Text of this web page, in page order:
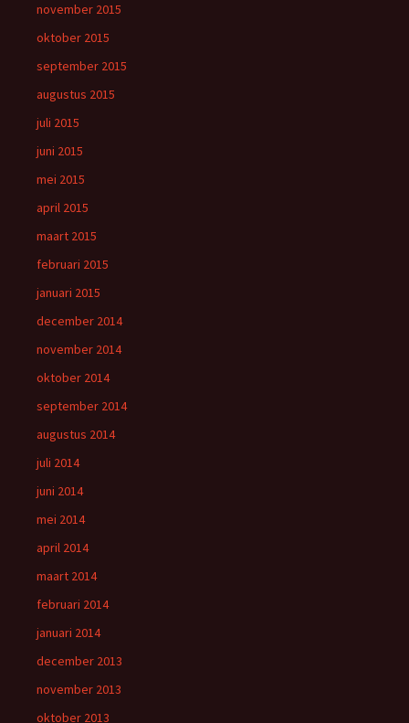
november 2015
oktober 2015
september 2015
augustus 2015
juli 2015
juni 2015
mei 2015
april 2015
maart 2015
februari 2015
januari 2015
december 2014
november 2014
oktober 2014
september 2014
augustus 2014
juli 2014
juni 2014
mei 2014
april 2014
maart 2014
februari 2014
januari 2014
december 2013
november 2013
oktober 2013